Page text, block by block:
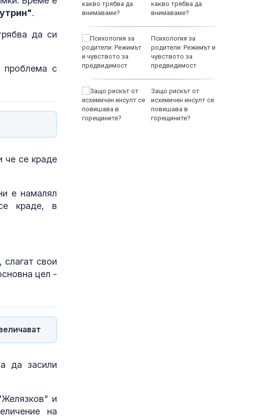
.
да си
с
че се краде
е намалял
краде, в
свои
цел -
да засили
и
на
тренират
войните между
шок
в басейна за
какво трябва да
внимаваме?
Психология за
родители: Режимът и
чувството за
предвидимост
Защо рискът от
исхемичен инсулт се
повишава в
горещините?